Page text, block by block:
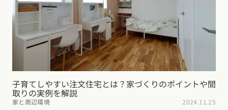
子育てしやすい注文住宅とは？家づくりのポイントや間
取りの実例を解説
家と周辺環境 2024.11.25